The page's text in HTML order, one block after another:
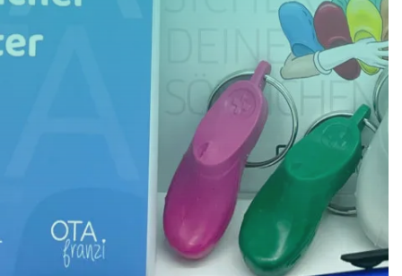
im Thema Hochfrequenzchirurgie. Perfekt für
Deine Prüfungen oder das Examen!
Jetzt ansehen